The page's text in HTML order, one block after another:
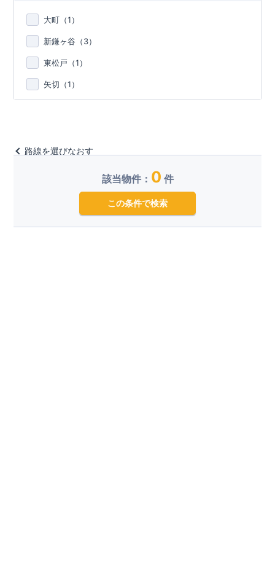
大町（1）
新鎌ヶ谷（3）
東松戸（1）
矢切（1）
路線を選びなおす
該当物件： 0 件
この条件で検索